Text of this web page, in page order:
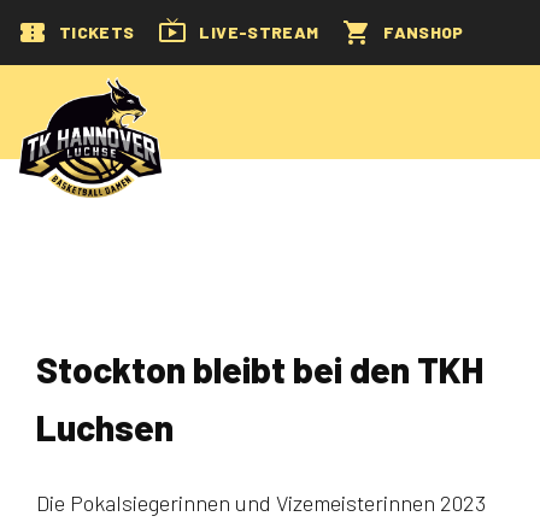
TICKETS LIVE-STREAM FANSHOP
Stockton bleibt bei den TKH
Luchsen
Die Pokalsiegerinnen und Vizemeisterinnen 2023